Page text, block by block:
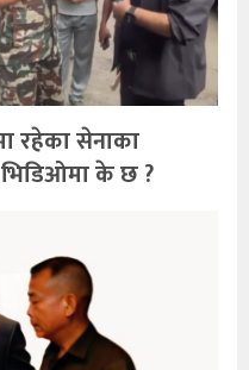
रहेका सेनाका
भिडिओमा के छ ?